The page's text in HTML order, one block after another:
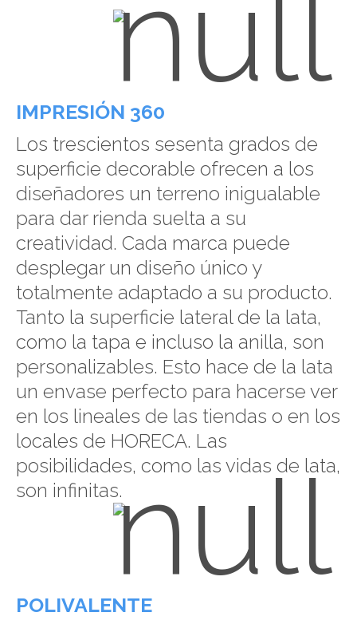
IMPRESIÓN 360
Los trescientos sesenta grados de
superficie decorable ofrecen a los
diseñadores un terreno inigualable
para dar rienda suelta a su
creatividad. Cada marca puede
desplegar un diseño único y
totalmente adaptado a su producto.
Tanto la superficie lateral de la lata,
como la tapa e incluso la anilla, son
personalizables. Esto hace de la lata
un envase perfecto para hacerse ver
en los lineales de las tiendas o en los
locales de HORECA. Las
posibilidades, como las vidas de lata,
son infinitas.
POLIVALENTE